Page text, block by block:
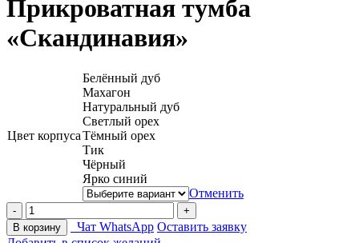
Прикроватная тумба
«Скандинавия»
Цвет корпуса
Белённый дуб
Махагон
Натуральный дуб
Светлый орех
Тёмный орех
Тик
Чёрный
Ярко синий
Отменить
Прикроватная
тумба
«Скандинавия»
В корзину Чат WhatsApp Оставить заявку